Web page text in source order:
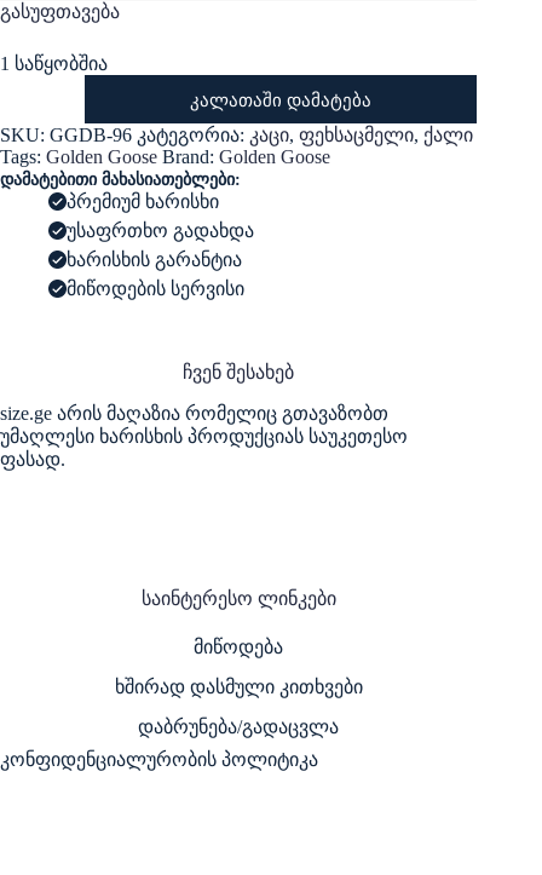
გასუფთავება
1 საწყობშია
Goose
Black
color
low
sneakers
კალათაში დამატება
SKU: GGDB-96 კატეგორია: კაცი, ფეხსაცმელი, ქალი
Tags: Golden Goose Brand: Golden Goose
დამატებითი მახასიათებლები:
პრემიუმ ხარისხი
უსაფრთხო გადახდა
ხარისხის გარანტია
მიწოდების სერვისი
ჩვენ შესახებ
size.ge არის მაღაზია რომელიც გთავაზობთ
უმაღლესი ხარისხის პროდუქციას საუკეთესო
ფასად.
საინტერესო ლინკები
მიწოდება
ხშირად დასმული კითხვები
დაბრუნება/გადაცვლა
კონფიდენციალურობის პოლიტიკა